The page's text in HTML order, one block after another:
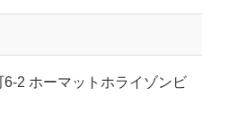
2 ホーマットホライゾンビ